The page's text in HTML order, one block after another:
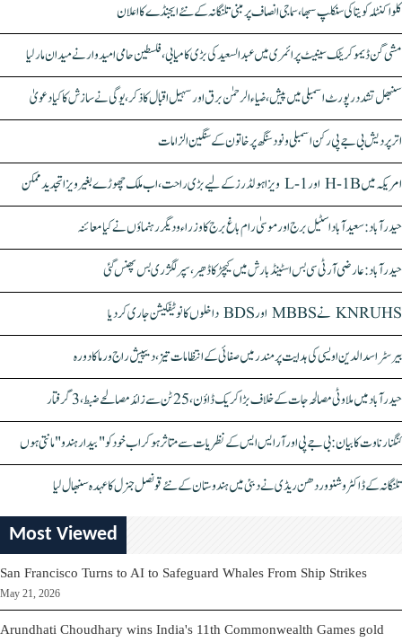
کلواکنٹلہ کویتا کی سنکلپ سبھا، سماجی انصاف پر مبنی تلنگانہ کے نئے ایجنڈے کا اعلان
مشی گن ڈیموکریٹک سینیٹ پرائمری میں عبدالسعید کی بڑی کامیابی، فلسطین حامی امیدوار نے میدان مار لیا
سنبھل تشدد رپورٹ اسمبلی میں پیش، ضیاء الرحمٰن برق اور سہیل اقبال کا ذکر، یوگی نے سازش کا کیا دعویٰ
اتر پردیش بی جے پی رکن اسمبلی ونود سنگھ پر خاتون کے سنگین الزامات
امریکہ میں H-1B اور L-1 ویزا ہولڈرز کے لیے بڑی راحت، اب ملک چھوڑے بغیر ویزا تجدید ممکن
حیدرآباد: سعیدآباد اسٹیل برج اور موسیٰ رام باغ برج کا وزراء و دیگر رہنماؤں نے کیا معائنہ
حیدرآباد: عارضی آر ٹی سی بس اسٹینڈ بارش میں کیچڑ کا ڈھیر، سپر لگژری بس پھنس گئی
KNRUHS نے MBBS اور BDS داخلوں کا نوٹیفکیشن جاری کر دیا
بیرسٹر اسدالدین اویسی کی ہدایت پر مندر میں صفائی کے انتظامات تیز، دیپیش راج ورما کا دورہ
حیدرآباد میں ملاوٹی مصالحہ جات کے خلاف بڑا کریک ڈاؤن، 25 ٹن سے زائد مصالحے ضبط، 3 گرفتار
کنگنا رناوت کا بیان: بی جے پی اور آر ایس ایس کے نظریات سے متاثر ہو کر اب خود کو "بیدار ہندو" مانتی ہوں
تلنگانہ کے ڈاکٹر وشنو وردھن ریڈی نے دبئی میں ہندوستان کے نئے قونصل جنرل کا عہدہ سنبھال لیا
Most Viewed
San Francisco Turns to AI to Safeguard Whales From Ship Strikes
May 21, 2026
Arundhati Choudhary wins India's 11th Commonwealth Games gold